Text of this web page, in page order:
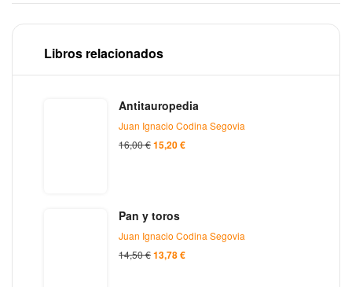
crueles de la
tauromaquia
Libros relacionados
Antitauropedia
Juan Ignacio Codina Segovia
16,00€15,20€
Pan y toros
Juan Ignacio Codina Segovia
14,50€13,78€